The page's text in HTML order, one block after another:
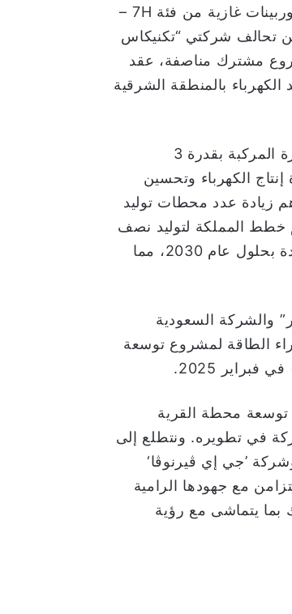
نيويورك تحت الرمز: GEV) اليوم عن حصولها على طلب توريد خمسة توربينات غازية من فئة 7H –
“تكنيكاس
مشترك مناصفة، عقد
بالمنطقة الشرقية
ويشمل هذا المشروع إنشاء محطة توليد كهرباء تعمل بالغاز بنظام الدورة المركبة بقدرة 3
الكهرباء وتحسين
زيادة عدد محطات توليد
خطط المملكة لتوليد نصف
احتياجها من الكهرباء من الغاز والنصف الآخر من مصادر الطاقة المتجددة بحلول عام 2030، مما
باور” والشركة السعودية
الطاقة لمشروع توسعة
2025.
محطة القرية
في تطويره. ونتطلع إلى
’جي إي ڤيرنوڤا‘
مع جهودها الرامية
بما يتماشى مع رؤية